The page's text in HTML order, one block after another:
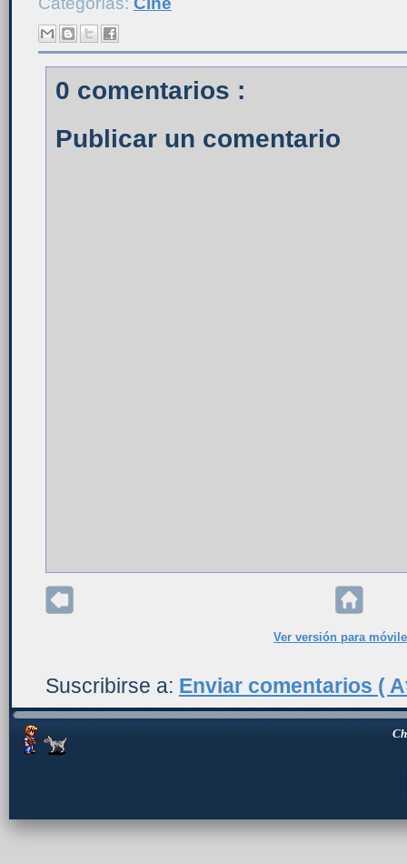
0 comentarios :
Publicar un comentario
Ver versión para
Suscribirse a: Enviar comentarios (